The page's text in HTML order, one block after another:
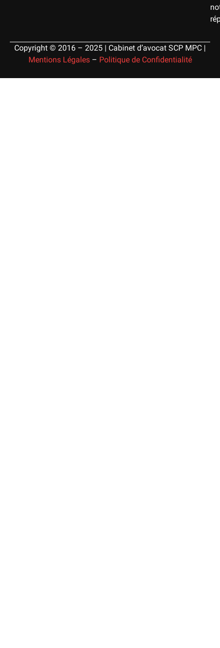
Copyright © 2016 – 2025 | Cabinet d’avocat SCP MPC |
Mentions Légales– Politique de Confidentialité